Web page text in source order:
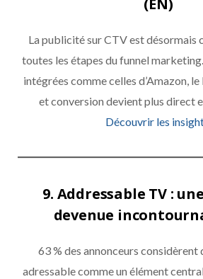
(EN)
La publicité sur CTV est désormais
toutes les étapes du funnel
intégrées comme celles d’Amazon,
et conversion devient plus direct
Découvrir les
9. Addressable TV :
devenue
63 % des annonceurs considèrent
adressable comme un élément